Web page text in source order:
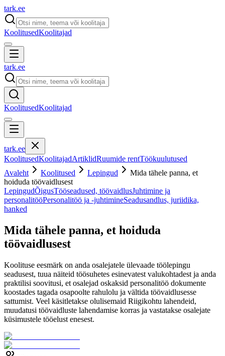
tark.ee
KoolitusedKoolitajad
tark.ee
KoolitusedKoolitajad
tark.ee
KoolitusedKoolitajadArtiklidRuumide rentTöökuulutused
Avaleht
Koolitused Lepingud
Mida tähele panna, et
hoiduda töövaidlusest
LepingudÕigusTööseadused, töövaidlusJuhtimine ja
personalitööPersonalitöö ja -juhtimineSeadusandlus, juriidika,
hanked
Mida tähele panna, et hoiduda
töövaidlusest
Koolituse eesmärk on anda osalejatele ülevaade töölepingu
seadusest, tuua näiteid töösuhetes esinevatest valukohtadest ja anda
praktilisi soovitusi, et osalejad oskaksid personalitöö dokumente
koostades tagada osapoolte rahulolu ja vältida töövaidlusesse
sattumist. Veel käsitletakse olulisemaid Riigikohtu lahendeid,
muudatusi töövaidluste lahendamise korras ja vastatakse osalejate
küsimustele tööelust enesest.